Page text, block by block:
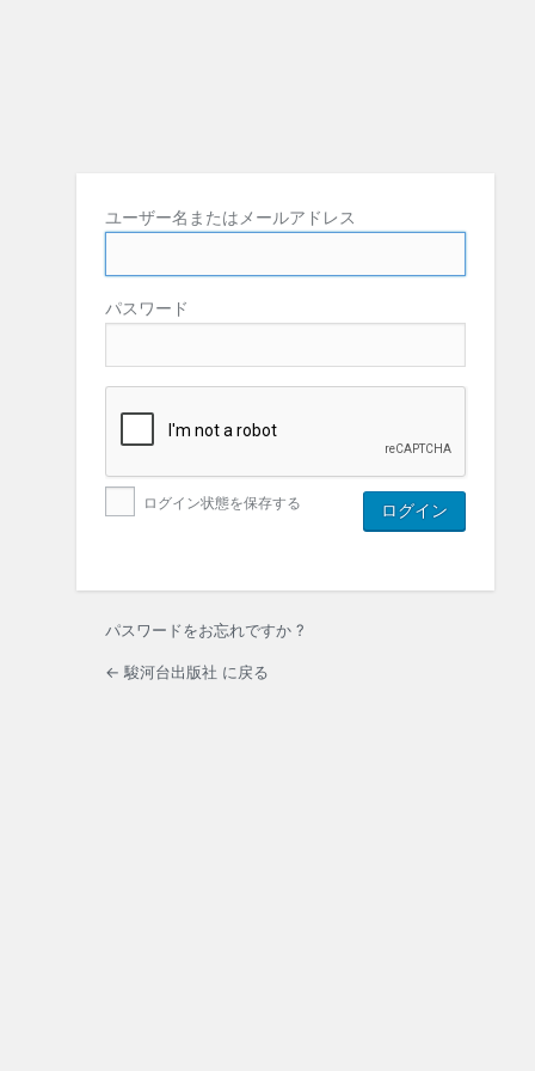
ユーザー名またはメールアドレス
パスワード
ログイン状態を保存する
パスワードをお忘れですか ?
← 駿河台出版社 に戻る